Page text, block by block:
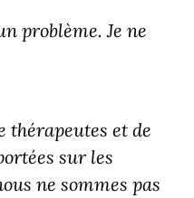
problème. Je ne
thérapeutes et de
sur les
ne sommes pas